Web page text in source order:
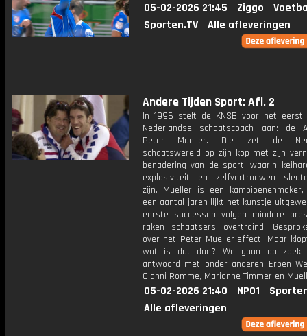
05-02-2026 21:45 Ziggo
Sporten.TV
Alle afleveringen
Andere Tijden Sport: Afl. 2
In 1996 stelt de KNSB voor het eerst
Nederlandse schaatscoach aan: de
Peter Mueller. Die zet de
schaatswereld op zijn kop met zijn
benadering van de sport, waarin
explosiviteit en zelfvertrouwen
zijn. Mueller is een
een aantal jaren lijkt het kunstje
eerste successen volgen mindere
raken schaatsers overtraind.
over het Peter Mueller-effect. Maar
wat is dat dan? We gaan op zoek
antwoord met onder anderen Erben
Gianni Romme, Marianne Timmer en
05-02-2026 21:40 NPO1
Alle afleveringen